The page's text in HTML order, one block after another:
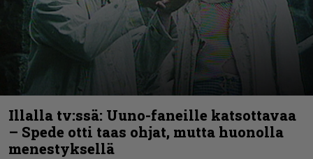
Illalla tv:ssä: Uuno-faneille katsottavaa
– Spede otti taas ohjat, mutta huonolla
menestyksellä